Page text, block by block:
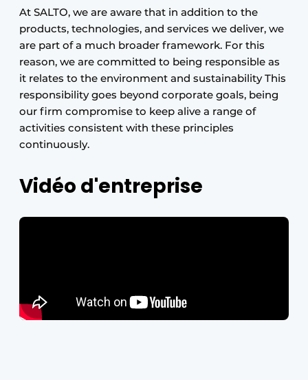
At SALTO, we are aware that in addition to the
products, technologies, and services we deliver, we
are part of a much broader framework. For this
reason, we are committed to being responsible as
it relates to the environment and sustainability This
responsibility goes beyond corporate goals, being
our firm compromise to keep alive a range of
activities consistent with these principles
continuously.
Vidéo d'entreprise